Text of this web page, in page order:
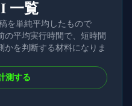
一覧
を単純平均したもので
の平均実行時間で、短時間
かを判断する材料になりま
測する